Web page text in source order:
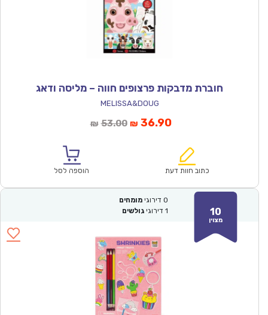
חוברת מדבקות פרצופים חווה – מליסה ודאג
MELISSA&DOUG
₪ 53.00המחיר
₪53.00.
₪ 36.90המחיר
הוא:
כתוב חוות דעת הוספה לסל
10
מצוין
0 דירוגי מומחים
1 דירוגי גולשים